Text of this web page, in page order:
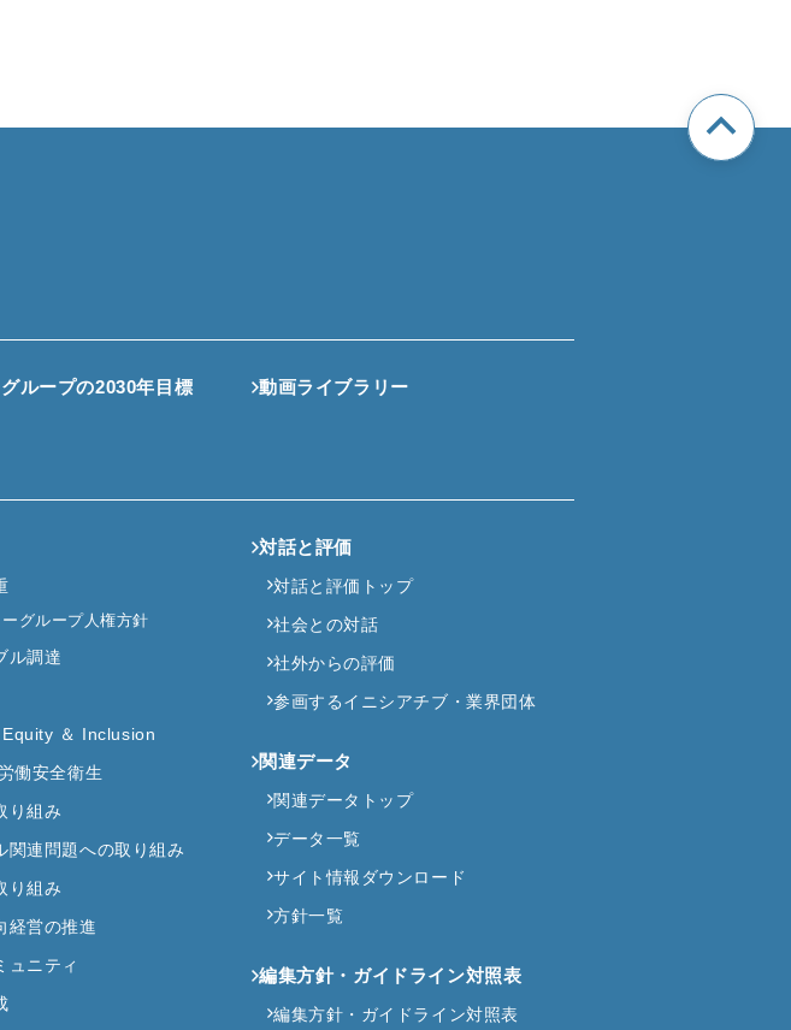
ループの2030年目標 動画ライブラリー
グループ人権方針
ル調達
＆ Inclusion
働安全衛生
り組み
関連問題への取り組み
り組み
経営の推進
ュニティ
対話と評価
対話と評価トップ
社会との対話
社外からの評価
参画するイニシアチブ・業界団体
関連データ
関連データトップ
データ一覧
サイト情報ダウンロード
方針一覧
編集方針・ガイドライン対照表
編集方針・ガイドライン対照表